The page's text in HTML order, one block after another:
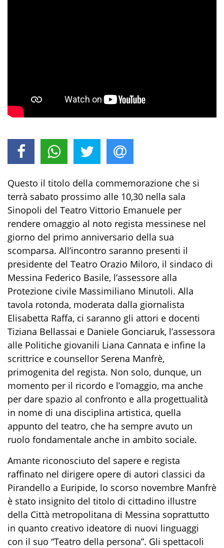
Questo il titolo della commemorazione che si
terrà sabato prossimo alle 10,30 nella sala
Sinopoli del Teatro Vittorio Emanuele per
rendere omaggio al noto regista messinese nel
giorno del primo anniversario della sua
scomparsa. All’incontro saranno presenti il
presidente del Teatro Orazio Miloro, il sindaco di
Messina Federico Basile, l’assessore alla
Protezione civile Massimiliano Minutoli. Alla
tavola rotonda, moderata dalla giornalista
Elisabetta Raffa, ci saranno gli attori e docenti
Tiziana Bellassai e Daniele Gonciaruk, l’assessora
alle Politiche giovanili Liana Cannata e infine la
scrittrice e counsellor Serena Manfrè,
primogenita del regista. Non solo, dunque, un
momento per il ricordo e l’omaggio, ma anche
per dare spazio al confronto e alla progettualità
in nome di una disciplina artistica, quella
appunto del teatro, che ha sempre avuto un
ruolo fondamentale anche in ambito sociale.
Amante riconosciuto del sapere e regista
raffinato nel dirigere opere di autori classici da
Pirandello a Euripide, lo scorso novembre Manfrè
è stato insignito del titolo di cittadino illustre
della Città metropolitana di Messina soprattutto
in quanto creativo ideatore di nuovi linguaggi
con il suo “Teatro della persona”. Gli spettacoli